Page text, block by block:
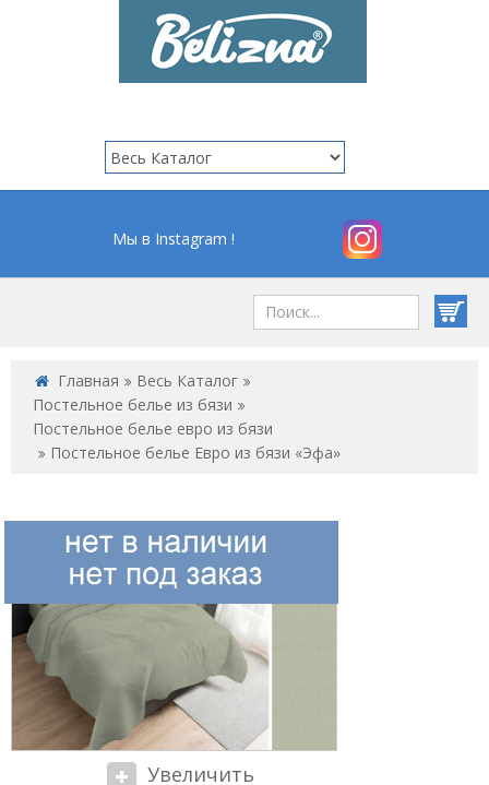
Мы в Instagram !
Главная
Весь Каталог
Постельное белье из бязи
Постельное белье евро из бязи
Постельное белье Евро из бязи «Эфа»
Увеличить